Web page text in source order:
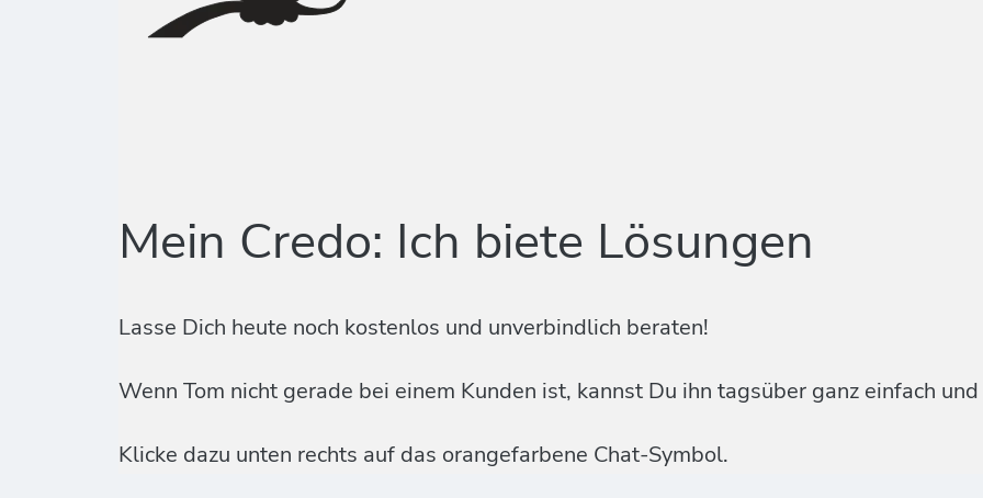
Mein Credo: Ich biete Lösungen
Lasse Dich heute noch kostenlos und unverbindlich beraten!
Wenn Tom nicht gerade bei einem Kunden ist, kannst Du ihn tagsüber ganz einfach
Klicke dazu unten rechts auf das orangefarbene Chat-Symbol.